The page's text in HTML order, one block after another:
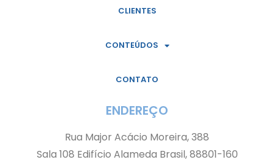
CLIENTES
CONTEÚDOS
CONTATO
ENDEREÇO
Rua Major Acácio Moreira, 388
Sala 108 Edifício Alameda Brasil, 88801-160